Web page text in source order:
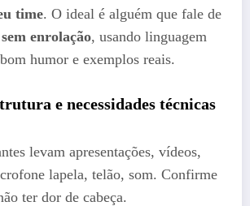
time. O ideal é alguém que fale de
enrolação, usando linguagem
humor e exemplos reais.
e necessidades técnicas
levam apresentações, vídeos,
lapela, telão, som. Confirme
ter dor de cabeça.